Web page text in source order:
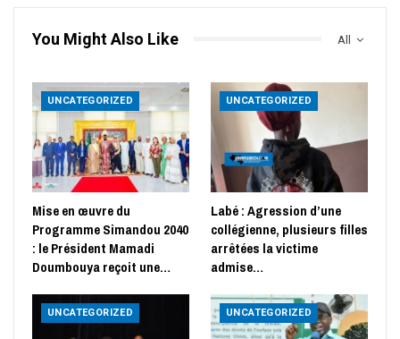
All
You Might Also Like
UNCATEGORIZED
Mise en œuvre du
Programme Simandou 2040
: le Président Mamadi
Doumbouya reçoit une…
UNCATEGORIZED
Labé : Agression d’une
collégienne, plusieurs filles
arrêtées la victime
admise…
UNCATEGORIZED UNCATEGORIZED